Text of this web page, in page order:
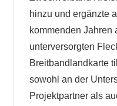
hinzu und ergänzte
kommenden Jahren
unterversorgten
Breitbandlandkarte
sowohl an der
Projektpartner als